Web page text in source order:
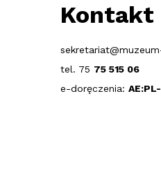
Kontakt
tel. 75 75 515 06
e-doręczenia: